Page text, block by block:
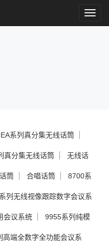
EA系列真分集无线话筒
真分集无线话筒 无线话
筒 合唱话筒 8700系
列无线视像跟踪数字会议系
会议系统 9955系列纯模
高端全数字全功能会议系